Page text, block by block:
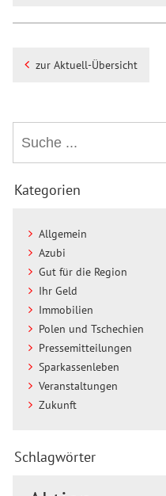
zur Aktuell-Übersicht
Kategorien
Allgemein
Azubi
Gut für die Region
Ihr Geld
Immobilien
Polen und Tschechien
Pressemitteilungen
Sparkassenleben
Veranstaltungen
Zukunft
Schlagwörter